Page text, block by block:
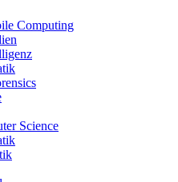
Computing
Science